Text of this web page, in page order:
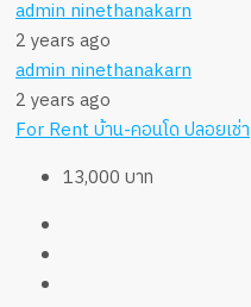
admin ninethanakarn
2 years ago
admin ninethanakarn
2 years ago
For Rentบ้าน-คอนโด ปลอยเช่า
13,000 บาท